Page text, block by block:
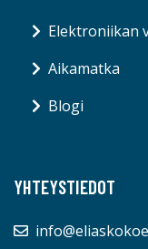
Elektroniikan
Aikamatka
Blogi
YHTEYSTIEDOT